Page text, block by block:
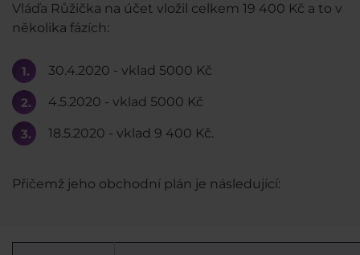
Vláďa Růžička na účet vložil celkem 19 400 Kč a to v
několika fázích:
30.4.2020 - vklad 5000 Kč
4.5.2020 - vklad 5000 Kč
18.5.2020 - vklad 9 400 Kč.
Přičemž jeho obchodní plán je následující: